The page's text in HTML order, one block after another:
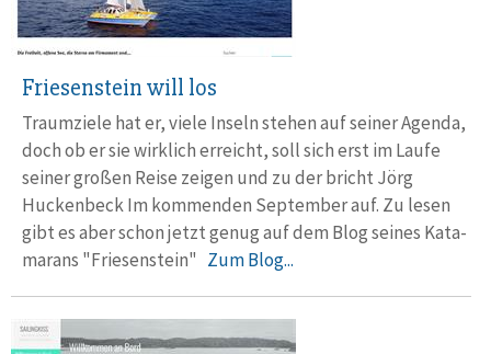
Friesenstein will los
Traumziele hat er, viele Inseln stehen auf seiner Agenda,
doch ob er sie wirklich erreicht, soll sich erst im Laufe
seiner großen Reise zeigen und zu der bricht Jörg
Huckenbeck Im kom­men­den Sep­tem­ber auf. Zu lesen
gibt es aber schon jetzt genug auf dem Blog seines Kata­
marans "Friesenstein" Zum Blog...